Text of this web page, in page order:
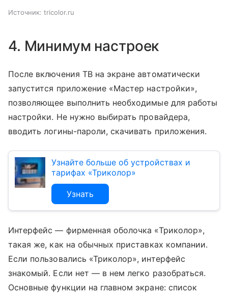
Источник: tricolor.ru
4. Минимум настроек
После включения ТВ на экране автоматически
запустится приложение «Мастер настройки»,
позволяющее выполнить необходимые для работы
настройки. Не нужно выбирать провайдера,
вводить логины-пароли, скачивать приложения.
Узнайте больше об устройствах и
тарифах «Триколор»
Узнать
Интерфейс — фирменная оболочка «Триколор»,
такая же, как на обычных приставках компании.
Если пользовались «Триколор», интерфейс
знакомый. Если нет — в нем легко разобраться.
Основные функции на главном экране: список